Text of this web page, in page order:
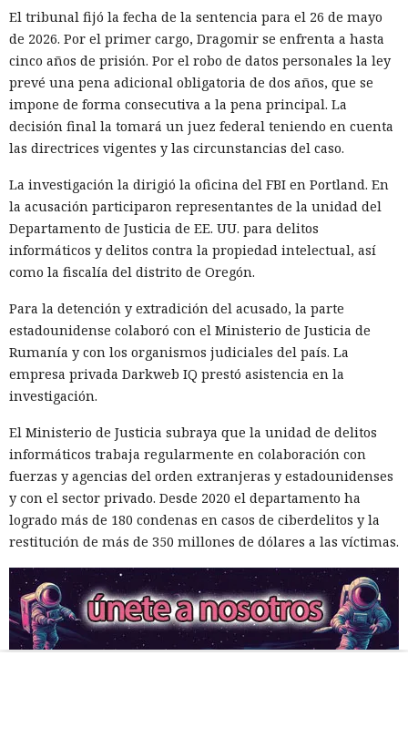
El tribunal fijó la fecha de la sentencia para el 26 de mayo
de 2026. Por el primer cargo, Dragomir se enfrenta a hasta
cinco años de prisión. Por el robo de datos personales la ley
prevé una pena adicional obligatoria de dos años, que se
impone de forma consecutiva a la pena principal. La
decisión final la tomará un juez federal teniendo en cuenta
las directrices vigentes y las circunstancias del caso.
La investigación la dirigió la oficina del FBI en Portland. En
la acusación participaron representantes de la unidad del
Departamento de Justicia de EE. UU. para delitos
informáticos y delitos contra la propiedad intelectual, así
como la fiscalía del distrito de Oregón.
Para la detención y extradición del acusado, la parte
estadounidense colaboró con el Ministerio de Justicia de
Rumanía y con los organismos judiciales del país. La
empresa privada Darkweb IQ prestó asistencia en la
investigación.
El Ministerio de Justicia subraya que la unidad de delitos
informáticos trabaja regularmente en colaboración con
fuerzas y agencias del orden extranjeras y estadounidenses
y con el sector privado. Desde 2020 el departamento ha
logrado más de 180 condenas en casos de ciberdelitos y la
restitución de más de 350 millones de dólares a las víctimas.